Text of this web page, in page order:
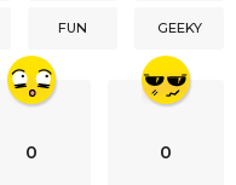
FUN GEEKY
0 0